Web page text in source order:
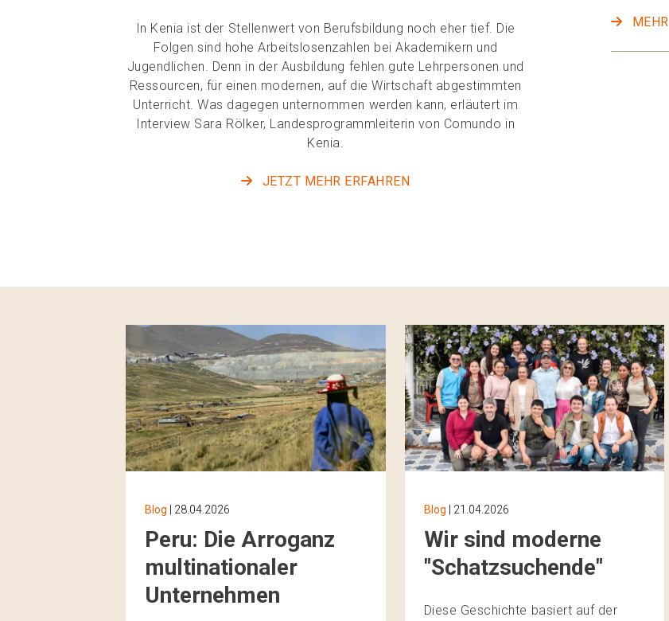
In Kenia ist der Stellenwert von Berufsbildung noch eher tief. Die
Folgen sind hohe Arbeitslosenzahlen bei Akademikern und
Jugendlichen. Denn in der Ausbildung fehlen gute Lehrpersonen und
Ressourcen, für einen modernen, auf die Wirtschaft abgestimmten
Unterricht. Was dagegen unternommen werden kann, erläutert im
Interview Sara Rölker, Landesprogrammleiterin von Comundo in
Kenia.
JETZT MEHR ERFAHREN
MEHR
Blog | 28.04.2026
Peru: Die Arroganz
multinationaler
Unternehmen
Blog | 21.04.2026
Wir sind moderne
"Schatzsuchende"
Diese Geschichte basiert auf der